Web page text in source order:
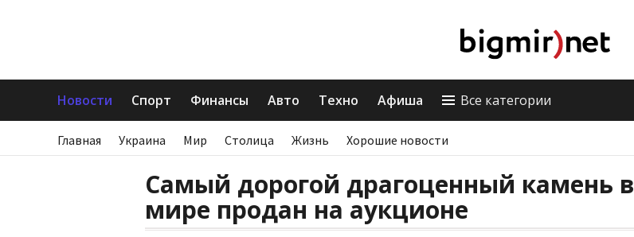
Новости Спорт Финансы Авто Техно Афиша Все категории
Главная Украина Мир Столица Жизнь Хорошие новости
Самый дорогой драгоценный камень в
мире продан на аукционе